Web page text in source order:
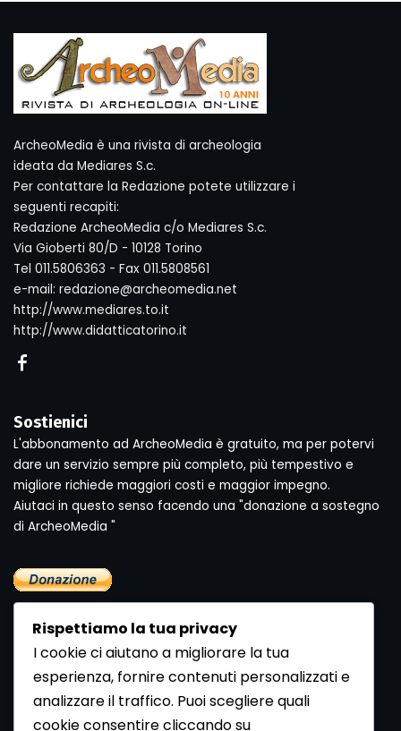
ArcheoMedia è una rivista di archeologia
ideata da Mediares S.c.
Per contattare la Redazione potete utilizzare i
seguenti recapiti:
Redazione ArcheoMedia c/o Mediares S.c.
Via Gioberti 80/D - 10128 Torino
Tel 011.5806363 - Fax 011.5808561
e-mail: redazione@archeomedia.net
http://www.mediares.to.it
http://www.didatticatorino.it
Sostienici
L'abbonamento ad ArcheoMedia è gratuito, ma per potervi
dare un servizio sempre più completo, più tempestivo e
migliore richiede maggiori costi e maggior impegno.
Aiutaci in questo senso facendo una "donazione a sostegno
di ArcheoMedia "
Newsletter
Rispettiamo la tua privacy
I cookie ci aiutano a migliorare la tua
esperienza, fornire contenuti personalizzati e
analizzare il traffico. Puoi scegliere quali
cookie consentire cliccando su